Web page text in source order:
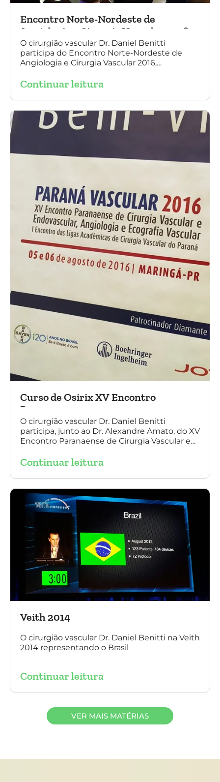
Encontro Norte-Nordeste de
Angiologia e Cirurgia Vascular 2016
O cirurgião vascular Dr. Daniel Benitti
participa do Encontro Norte-Nordeste de
Angiologia e Cirurgia Vascular 2016,
aneurisma da Aorta.
Continuar leitura
Curso de Osirix XV Encontro
Paranaense
O cirurgião vascular Dr. Daniel Benitti
participa, junto ao Dr. Alexandre Amato, do XV
Encontro Paranaense de Cirurgia Vascular e
Continuar leitura
Veith 2014
O cirurgião vascular Dr. Daniel Benitti na Veith
2014 representando o Brasil
Continuar leitura
VER MAIS MATÉRIAS